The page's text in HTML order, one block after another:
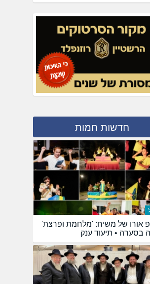
חדשות חמות
אורו של משיח: 'מלחמת ופרצת'
בסערה • תיעוד ענק